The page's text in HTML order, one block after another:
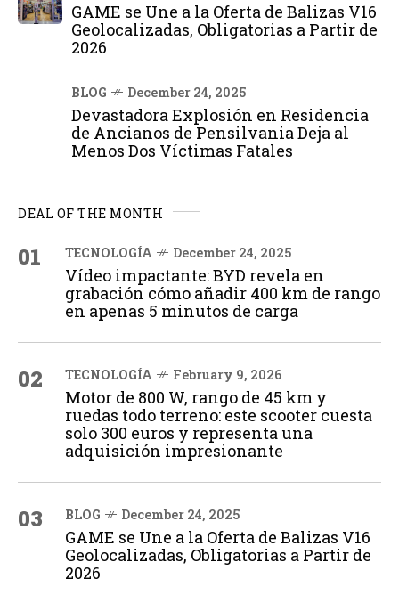
GAME se Une a la Oferta de Balizas V16
Geolocalizadas, Obligatorias a Partir de
2026
BLOG December 24, 2025
Devastadora Explosión en Residencia
de Ancianos de Pensilvania Deja al
Menos Dos Víctimas Fatales
DEAL OF THE MONTH
01 TECNOLOGÍA December 24, 2025
Vídeo impactante: BYD revela en
grabación cómo añadir 400 km de rango
en apenas 5 minutos de carga
02 TECNOLOGÍA February 9, 2026
Motor de 800 W, rango de 45 km y
ruedas todo terreno: este scooter cuesta
solo 300 euros y representa una
adquisición impresionante
03 BLOG December 24, 2025
GAME se Une a la Oferta de Balizas V16
Geolocalizadas, Obligatorias a Partir de
2026